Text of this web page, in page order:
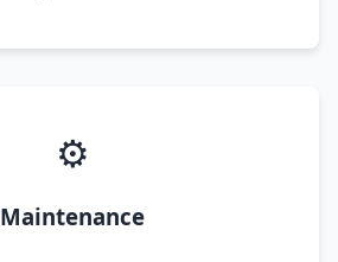
⚙️
Maintenance